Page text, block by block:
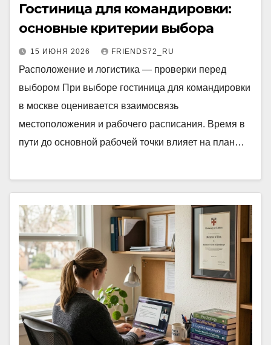
Гостиница для командировки:
основные критерии выбора
15 ИЮНЯ 2026 FRIENDS72_RU
Расположение и логистика — проверки перед
выбором При выборе гостиница для командировки
в москве оценивается взаимосвязь
местоположения и рабочего расписания. Время в
пути до основной рабочей точки влияет на план…